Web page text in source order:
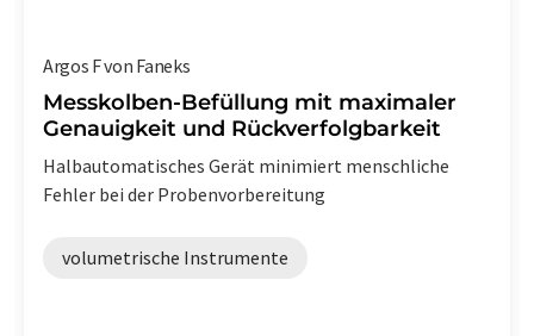
Argos F von Faneks
Messkolben-Befüllung mit maximaler
Genauigkeit und Rückverfolgbarkeit
Halbautomatisches Gerät minimiert menschliche
Fehler bei der Probenvorbereitung
volumetrische Instrumente